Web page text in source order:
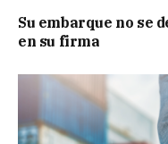
Su embarque no se
en su firma